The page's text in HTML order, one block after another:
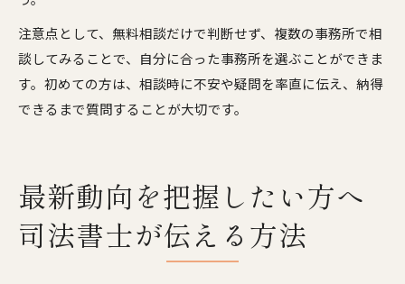
注意点として、無料相談だけで判断せず、複数の事務所で相
談してみることで、自分に合った事務所を選ぶことができま
す。初めての方は、相談時に不安や疑問を率直に伝え、納得
できるまで質問することが大切です。
最新動向を把握したい方へ
司法書士が伝える方法